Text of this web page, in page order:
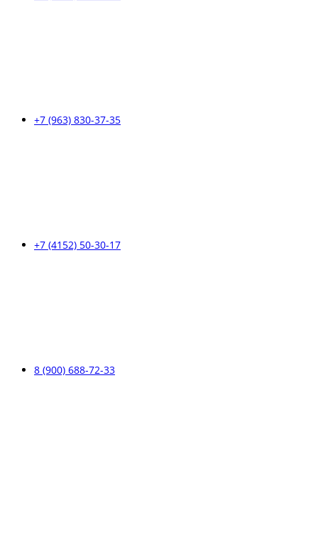
+7 (963) 830-37-35
+7 (4152) 50-30-17
8 (900) 688-72-33